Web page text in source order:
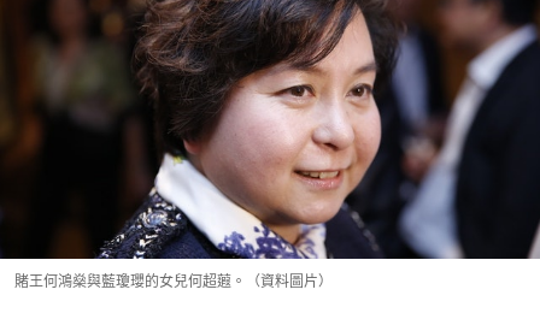
賭王何鴻燊與藍瓊瓔的女兒何超蕸。（資料圖片）